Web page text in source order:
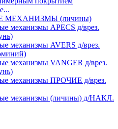
(личины)
механизмы APECS д/врез.
механизмы AVERS д/врез.
механизмы VANGER д/врез.
механизмы ПРОЧИЕ д/врез.
механизмы (личины) д/НАКЛ.